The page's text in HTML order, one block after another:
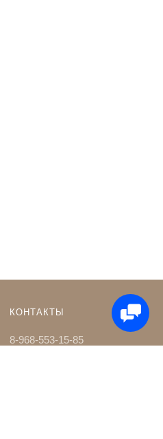
КОНТАКТЫ
8-968-553-15-85